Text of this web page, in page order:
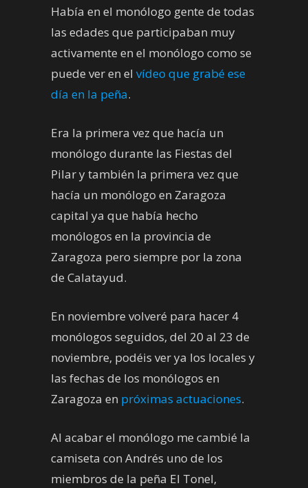
Había en el monólogo gente de todas
las edades que participaban muy
activamente en el monólogo como se
puede ver en el vídeo que grabé ese
día en la peña.
Era la primera vez que hacía un
monólogo durante las Fiestas del
Pilar y también la primera vez que
hacía un monólogo en Zaragoza
capital ya que había hecho
monólogos en la provincia de
Zaragoza pero siempre por la zona
de Calatayud.
En noviembre volveré para hacer 4
monólogos seguidos, del 20 al 23 de
noviembre, podéis ver ya los locales y
las fechas de los monólogos en
Zaragoza en próximas actuaciones.
Al acabar el monólogo me cambié la
camiseta con Andrés uno de los
miembros de la peña El Tonel,